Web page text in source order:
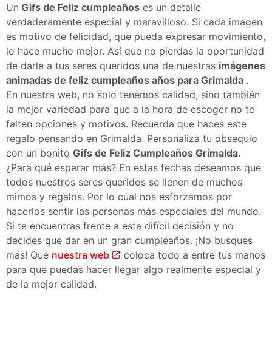
Un Gifs de Feliz cumpleaños es un detalle
verdaderamente especial y maravilloso. Si cada imagen
es motivo de felicidad, que pueda expresar movimiento,
lo hace mucho mejor. Así que no pierdas la oportunidad
de darle a tus seres queridos una de nuestras imágenes
animadas de feliz cumpleaños años para Grimalda .
En nuestra web, no solo tenemos calidad, sino también
la mejor variedad para que a la hora de escoger no te
falten opciones y motivos. Recuerda que haces este
regalo pensando en Grimalda. Personaliza tu obsequio
con un bonito Gifs de Feliz Cumpleaños Grimalda.
¿Para qué esperar más? En estas fechas deseamos que
todos nuestros seres queridos se llenen de muchos
mimos y regalos. Por lo cual nos esforzamos por
hacerlos sentir las personas más especiales del mundo.
Si te encuentras frente a esta difícil decisión y no
decides que dar en un gran cumpleaños. ¡No busques
más! Que nuestra web
coloca todo a entre tus manos
para que puedas hacer llegar algo realmente especial y
de la mejor calidad.